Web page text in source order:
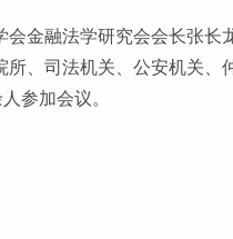
金融法学研究会会长张长
、司法机关、公安机关
参加会议。